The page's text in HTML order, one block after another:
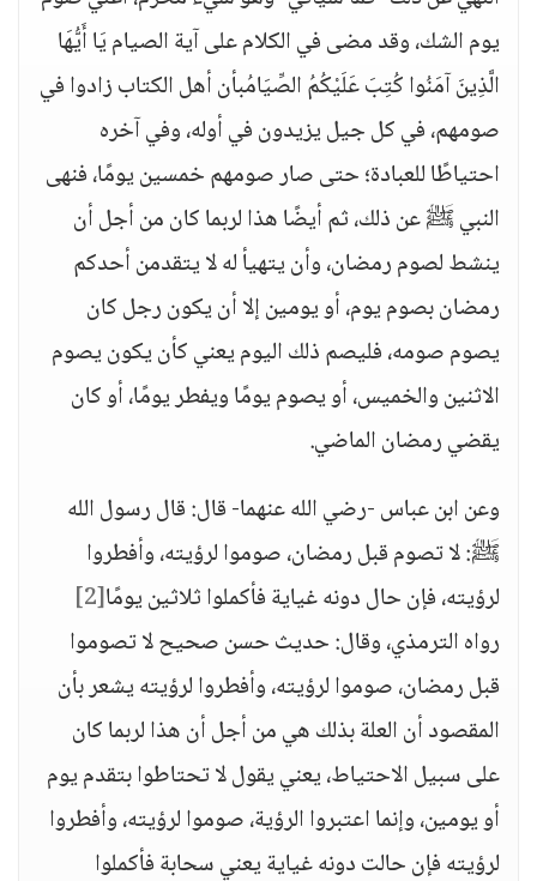
يوم الشك، وقد مضى في الكلام على آية الصيام يَا أَيُّهَا
الَّذِينَ آمَنُوا كُتِبَ عَلَيْكُمُ الصِّيَامُبأن أهل الكتاب زادوا في
صومهم، في كل جيل يزيدون في أوله، وفي آخره
احتياطًا للعبادة؛ حتى صار صومهم خمسين يومًا، فنهى
النبي ﷺ عن ذلك، ثم أيضًا هذا لربما كان من أجل أن
ينشط لصوم رمضان، وأن يتهيأ له لا يتقدمن أحدكم
رمضان بصوم يوم، أو يومين إلا أن يكون رجل كان
يصوم صومه، فليصم ذلك اليوم يعني كأن يكون يصوم
الاثنين والخميس، أو يصوم يومًا ويفطر يومًا، أو كان
يقضي رمضان الماضي.
وعن ابن عباس -رضي الله عنهما- قال: قال رسول الله
ﷺ: لا تصوم قبل رمضان، صوموا لرؤيته، وأفطروا
لرؤيته، فإن حال دونه غياية فأكملوا ثلاثين يومًا[2]
رواه الترمذي، وقال: حديث حسن صحيح لا تصوموا
قبل رمضان، صوموا لرؤيته، وأفطروا لرؤيته يشعر بأن
المقصود أن العلة بذلك هي من أجل أن هذا لربما كان
على سبيل الاحتياط، يعني يقول لا تحتاطوا بتقدم يوم
أو يومين، وإنما اعتبروا الرؤية، صوموا لرؤيته، وأفطروا
لرؤيته فإن حالت دونه غياية يعني سحابة فأكملوا